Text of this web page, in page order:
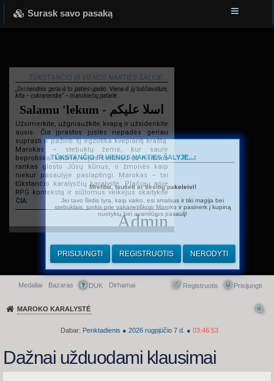
Surask savo pasaką
TŪKSTANČIO IR VIENOS NAKTIES ŠALYJE...
„Dvi nendrės geria iš to paties upelio. Viena iš jų tuščiavidurė,
kita – cukranendrė“ – marokiečių patarlė.
Salamu 'lekum - اسلا عليكم
Užsimerkite, užgniaužkite kvapą ir užsidenkite
ausis. Čia įprastos juslės nepadės geriau
suprasti ir pažinti šį egzotika kvepiantį kraštą.
Marokas – stebuklų žemė, kur saulė
beprotiškai kaitina, vėjas švelniau už motinos
rankas glosto Jūsų kūnus, o žmonės kaip
niekur pasaulyje paslaptingi. Marokas – tai
tūkstančio karalysčių karalystė. Plačiau apie
RPG kontekstą ir siūlomus veikėjus skaitykite
ČIA.
Admin
Greitasis meniu
Medaliai Bazaras DUK Dirhamai Prisijungti
Registruotis
MAROKO KARALYSTĖ
Dabar: Penktadienis ● 2026 rugpjūčio 7 d. ● 03:46:54
TŪKSTANČIO IR VIENOS NAKTIES ŠALYJE...:
Mrehba, tautieti ar tiesiog pakeleivi!
Jei tavo širdis tyra, kaip vaiko, esi smalsus ir tiki magija bei
stebuklais, junkis prie vakarietiškojo Maroko ir pasinerk į kupiną
nuotykių bei avantiūros pasaulį!
PRISIJUNGTI REGISTRUOTIS NERODYTI
Dažnai užduodami klausimai